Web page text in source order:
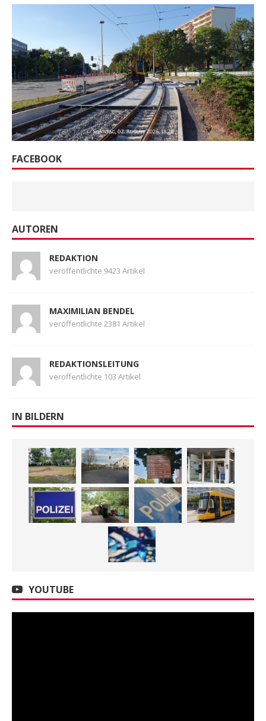
FACEBOOK
AUTOREN
REDAKTION
veröffentlichte 9423 Artikel
MAXIMILIAN BENDEL
veröffentlichte 2381 Artikel
REDAKTIONSLEITUNG
veröffentlichte 103 Artikel
IN BILDERN
YOUTUBE